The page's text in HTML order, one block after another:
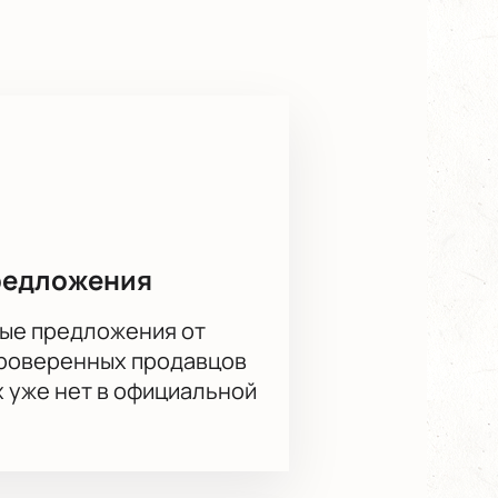
предложения от
продавцов
нет в официальной